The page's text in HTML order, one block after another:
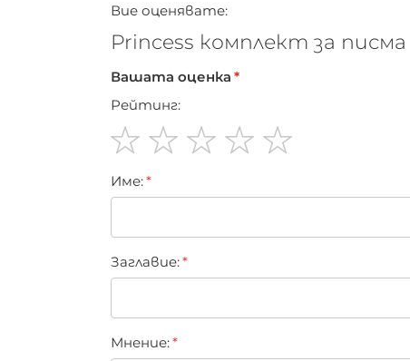
Вие оценявате:
Princess комплект за писма
Вашата оценка
Рейтинг:
star
stars
stars
stars
stars
Име:
Заглавиe:
Мнение: